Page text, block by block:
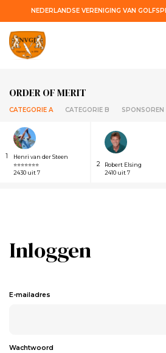
NEDERLANDSE VERENIGING VAN
ORDER OF MERIT
CATEGORIE A CATEGORIE B SPONSOREN
1
Henri van der Steen
⭐⭐⭐⭐⭐⭐⭐
2430 uit 7
2
Robert Elsing
2410 uit 7
Inloggen
E-mailadres
Wachtwoord